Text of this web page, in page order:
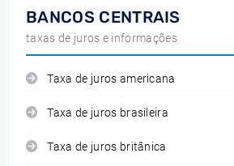
BANCOS CENTRAIS
taxas de juros e informações
Taxa de juros americana
Taxa de juros brasileira
Taxa de juros britânica